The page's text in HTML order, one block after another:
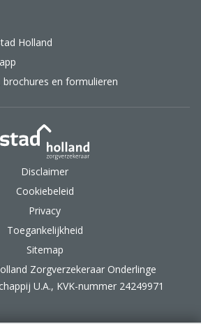
Holland
en formulieren
Disclaimer
Cookiebeleid
Privacy
Toegankelijkheid
Sitemap
Zorgverzekeraar Onderlinge
U.A., KVK-nummer 24249971